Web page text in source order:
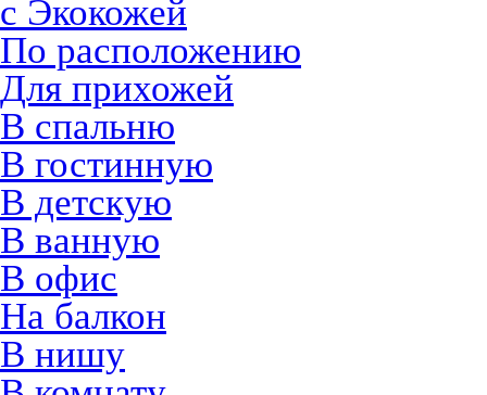
с Экокожей
По расположению
Для прихожей
В спальню
В гостинную
В детскую
В ванную
В офис
На балкон
В нишу